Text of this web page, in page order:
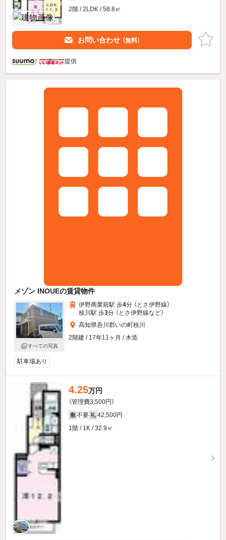
2階 / 2LDK / 58.8㎡
お問い合わせ （無料）
提供
メゾン INOUEの賃貸物件
すべての写真
伊野商業前駅 歩4分 （とさ伊野線）
枝川駅 歩3分 （とさ伊野線など）
高知県吾川郡いの町枝川
2階建 / 17年11ヶ月 / 木造
駐車場あり
4.25万円
（管理費3,500円）
敷 不要 礼 42,500円
1階 / 1K / 32.9㎡